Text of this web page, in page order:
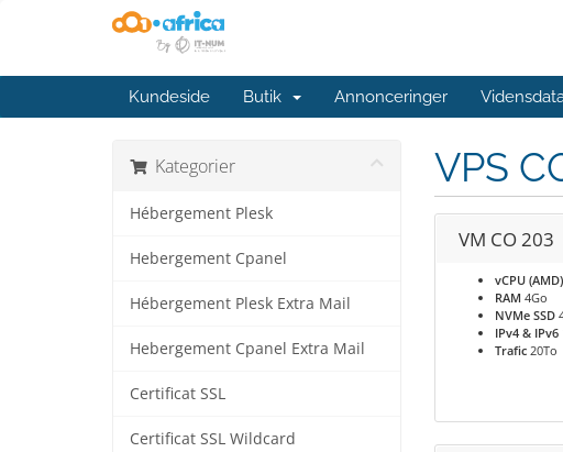
Kundeside Butik Annonceringer
Kategorier
Hébergement Plesk
Hebergement Cpanel
Hébergement Plesk Extra Mail
Hebergement Cpanel Extra Mail
Certificat SSL
Certificat SSL Wildcard
VPS
VM CO 203
vCPU (AMD)
RAM 4Go
NVMe SSD
IPv4 & IPv6
Trafic20To